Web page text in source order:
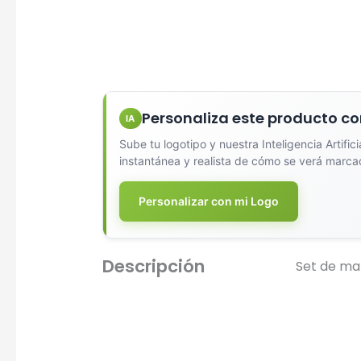
IA Personaliza este producto
Sube tu logotipo y nuestra Inteligencia
instantánea y realista de cómo se verá
Personalizar con mi Logo
Descripción Set de